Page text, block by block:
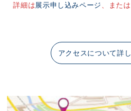
詳細は展示申し込みページ 、または
アクセスについて詳